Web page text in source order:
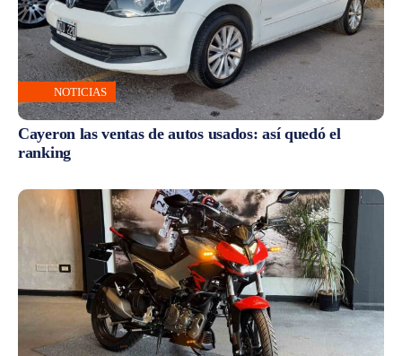
NOTICIAS
Cayeron las ventas de autos usados: así quedó el
ranking